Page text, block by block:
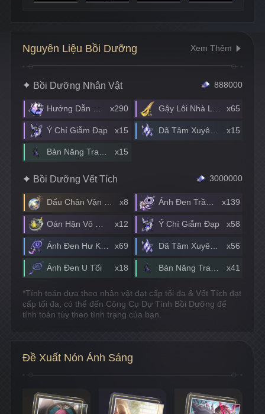
Nguyên Liệu Bồi Dưỡng Xem Thêm
Bồi Dưỡng Nhân Vật 888000
x290 x65
Ý Chí Giẫm Đạp x15 x15
Bản Năng Tranh Đoạt x15
Bồi Dưỡng Vết Tích 3000000
Dấu Chân Vận Mệnh x8 Ánh Đen Trầm Luân x139
Oán Hận Vô Hạn x12 Ý Chí Giẫm Đạp x58
x69 x56
Ánh Đen U Tối x18 x41
*Tính toán dựa theo nhân vật đạt cấp tối đa & Vết Tích đạt
cấp tối đa, có thể đến Công Cụ Dự Tính Bồi Dưỡng để
tính toán tùy theo tình trạng của bạn.
Đề Xuất Nón Ánh Sáng